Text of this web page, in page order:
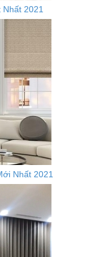
2021
Nhất 2021